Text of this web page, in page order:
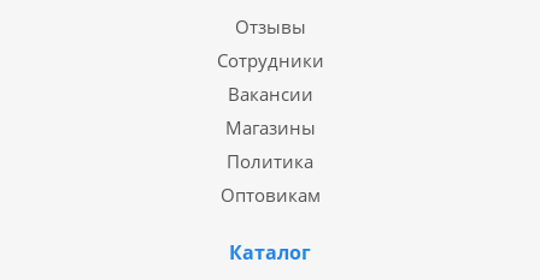
Отзывы
Сотрудники
Вакансии
Магазины
Политика
Оптовикам
Каталог